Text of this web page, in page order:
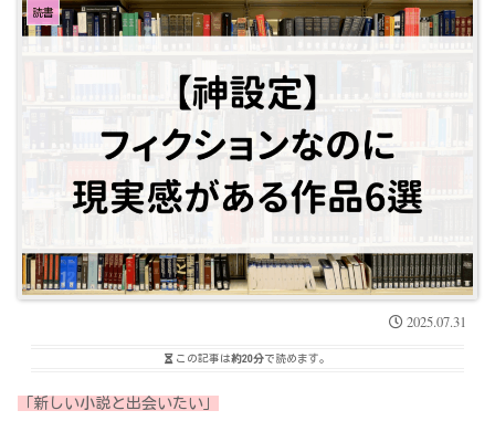
読書
2025.07.31
この記事は約20分で読めます。
「新しい小説と出会いたい」